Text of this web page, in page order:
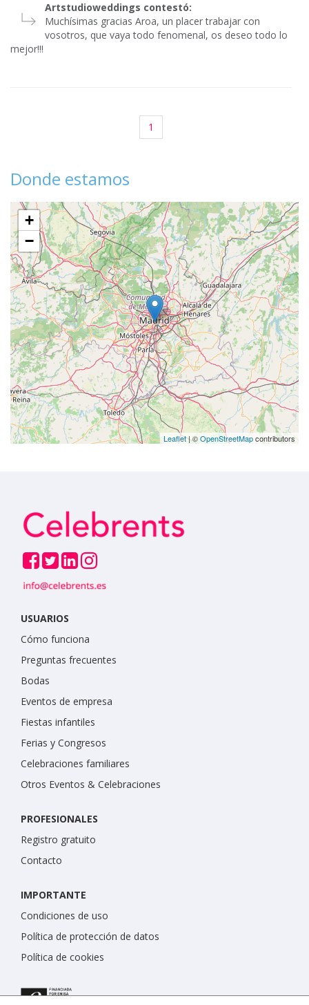
Artstudioweddings contestó:
Muchísimas gracias Aroa, un placer trabajar con
vosotros, que vaya todo fenomenal, os deseo todo lo
mejor!!!
1
Donde estamos
+
−
Leaflet| ©OpenStreetMapcontributors
USUARIOS
Cómo funciona
Preguntas frecuentes
Bodas
Eventos de empresa
Fiestas infantiles
Ferias y Congresos
Celebraciones familiares
Otros Eventos & Celebraciones
PROFESIONALES
Registro gratuito
Contacto
IMPORTANTE
Condiciones de uso
Política de protección de datos
Política de cookies